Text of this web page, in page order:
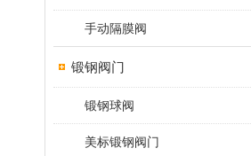
手动隔膜阀
锻钢阀门
锻钢球阀
美标锻钢阀门